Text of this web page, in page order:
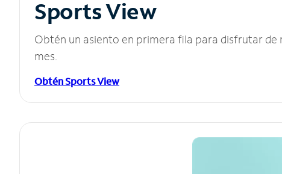
Sports View
Obtén un asiento en primera fila para disfrutar de
mes.
Obtén Sports View